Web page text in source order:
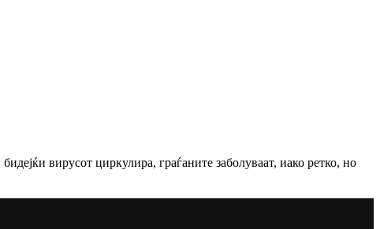
вирусот циркулира, граѓаните заболуваат, иако ретко, но